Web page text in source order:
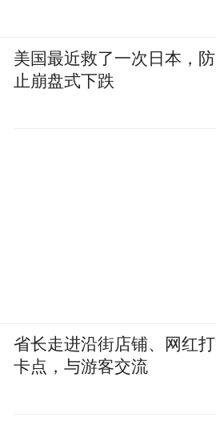
美国最近救了一次日本，防
止崩盘式下跌
省长走进沿街店铺、网红打
卡点，与游客交流